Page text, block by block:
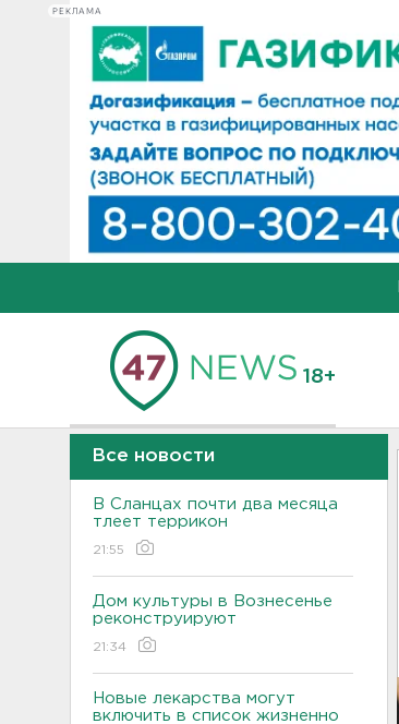
РЕКЛАМА
18+
Все новости
В Сланцах почти два месяца
тлеет террикон
21:55
Дом культуры в Вознесенье
реконструируют
21:34
Новые лекарства могут
включить в список жизненно